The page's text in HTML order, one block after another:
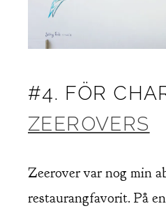
#4. FÖR
ZEEROVERS
Zeerover var nog min
restaurangfavorit. På